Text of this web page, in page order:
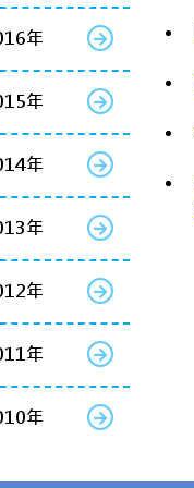
年
年
年
年
年
年
年